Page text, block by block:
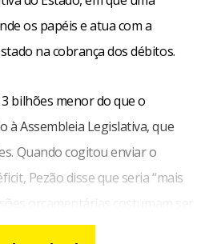
os papéis e atua com a
na cobrança dos débitos.
bilhões menor do que o
à Assembleia Legislativa, que
Quando cogitou enviar o
Pezão disse que seria “mais
orçamentárias costumam ser
o governador foi alertado de